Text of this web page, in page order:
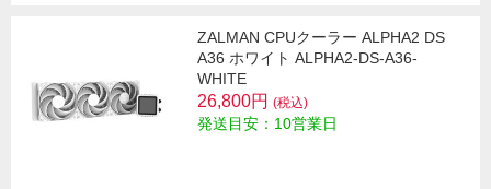
ZALMAN CPUクーラー ALPHA2 DS
A36 ホワイト ALPHA2-DS-A36-
WHITE
26,800円 (税込)
発送目安：10営業日